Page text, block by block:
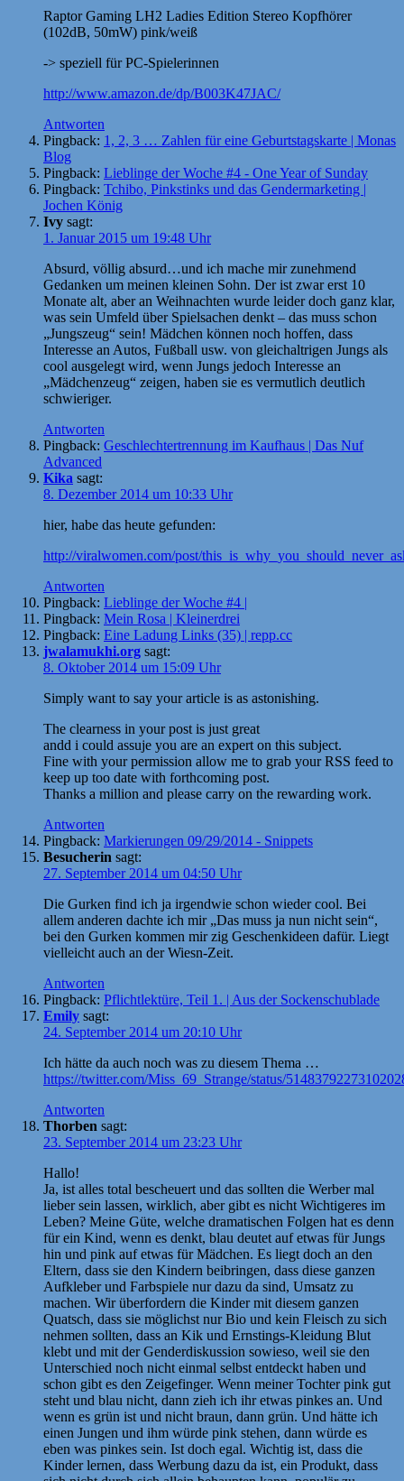
Raptor Gaming LH2 Ladies Edition Stereo Kopfhörer
(102dB, 50mW) pink/weiß
-> speziell für PC-Spielerinnen
http://www.amazon.de/dp/B003K47JAC/
Antworten
Pingback: 1, 2, 3 … Zahlen für eine Geburtstagskarte | Monas
Blog
Pingback: Lieblinge der Woche #4 - One Year of Sunday
Pingback: Tchibo, Pinkstinks und das Gendermarketing |
Jochen König
Ivy sagt:
1. Januar 2015 um 19:48 Uhr
Absurd, völlig absurd…und ich mache mir zunehmend
Gedanken um meinen kleinen Sohn. Der ist zwar erst 10
Monate alt, aber an Weihnachten wurde leider doch ganz klar,
was sein Umfeld über Spielsachen denkt – das muss schon
„Jungszeug“ sein! Mädchen können noch hoffen, dass
Interesse an Autos, Fußball usw. von gleichaltrigen Jungs als
cool ausgelegt wird, wenn Jungs jedoch Interesse an
„Mädchenzeug“ zeigen, haben sie es vermutlich deutlich
schwieriger.
Antworten
Pingback: Geschlechtertrennung im Kaufhaus | Das Nuf
Advanced
Kika sagt:
8. Dezember 2014 um 10:33 Uhr
hier, habe das heute gefunden:
http://viralwomen.com/post/
Antworten
Pingback: Lieblinge der Woche #4 |
Pingback: Mein Rosa | Kleinerdrei
Pingback: Eine Ladung Links (35) | repp.cc
jwalamukhi.org sagt:
8. Oktober 2014 um 15:09 Uhr
Simply want to say your article is as astonishing.
The clearness in your post is just great
andd i could assuje you are an expert on this subject.
Fine with your permission allow me to grab your RSS feed to
keep up too date with forthcoming post.
Thanks a million and please carry on the rewarding work.
Antworten
Pingback: Markierungen 09/29/2014 - Snippets
Besucherin sagt:
27. September 2014 um 04:50 Uhr
Die Gurken find ich ja irgendwie schon wieder cool. Bei
allem anderen dachte ich mir „Das muss ja nun nicht sein“,
bei den Gurken kommen mir zig Geschenkideen dafür. Liegt
vielleicht auch an der Wiesn-Zeit.
Antworten
Pingback: Pflichtlektüre, Teil 1. | Aus der Sockenschublade
Emily sagt:
24. September 2014 um 20:10 Uhr
Ich hätte da auch noch was zu diesem Thema …
https://twitter.com/Miss_69_Strange/status/
Antworten
Thorben sagt:
23. September 2014 um 23:23 Uhr
Hallo!
Ja, ist alles total bescheuert und das sollten die Werber mal
lieber sein lassen, wirklich, aber gibt es nicht Wichtigeres im
Leben? Meine Güte, welche dramatischen Folgen hat es denn
für ein Kind, wenn es denkt, blau deutet auf etwas für Jungs
hin und pink auf etwas für Mädchen. Es liegt doch an den
Eltern, dass sie den Kindern beibringen, dass diese ganzen
Aufkleber und Farbspiele nur dazu da sind, Umsatz zu
machen. Wir überfordern die Kinder mit diesem ganzen
Quatsch, dass sie möglichst nur Bio und kein Fleisch zu sich
nehmen sollten, dass an Kik und Ernstings-Kleidung Blut
klebt und mit der Genderdiskussion sowieso, weil sie den
Unterschied noch nicht einmal selbst entdeckt haben und
schon gibt es den Zeigefinger. Wenn meiner Tochter pink gut
steht und blau nicht, dann zieh ich ihr etwas pinkes an. Und
wenn es grün ist und nicht braun, dann grün. Und hätte ich
einen Jungen und ihm würde pink stehen, dann würde es
eben was pinkes sein. Ist doch egal. Wichtig ist, dass die
Kinder lernen, dass Werbung dazu da ist, ein Produkt, dass